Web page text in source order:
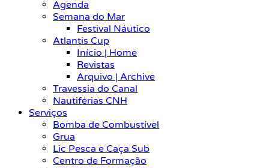
Agenda
Semana do Mar
Festival Náutico
Atlantis Cup
Início | Home
Revistas
Arquivo | Archive
Travessia do Canal
Nautiférias CNH
Serviços
Bomba de Combustível
Grua
Lic Pesca e Caça Sub
Centro de Formação